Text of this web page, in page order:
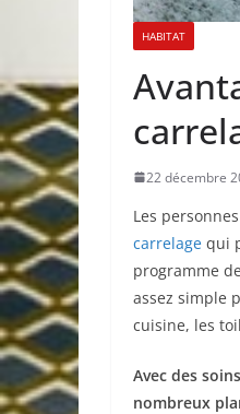
HABITAT
22 décembre
Les
carrelage qui
programme
assez simple
cuisine, les
Avec des
nombreux